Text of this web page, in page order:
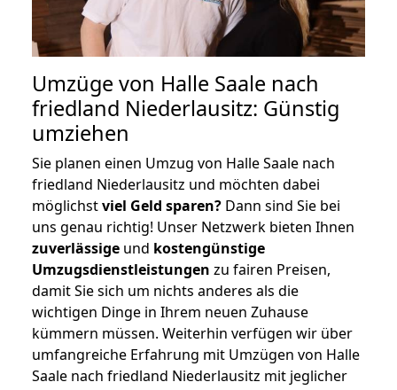
Umzüge von Halle Saale nach
friedland Niederlausitz: Günstig
umziehen
Sie planen einen Umzug von Halle Saale nach
friedland Niederlausitz und möchten dabei
möglichstviel Geld sparen? Dann sind Sie bei
uns genau richtig! Unser Netzwerk bieten Ihnen
zuverlässige und kostengünstige
Umzugsdienstleistungen zu fairen Preisen,
damit Sie sich um nichts anderes als die
wichtigen Dinge in Ihrem neuen Zuhause
kümmern müssen. Weiterhin verfügen wir über
umfangreiche Erfahrung mit Umzügen von Halle
Saale nach friedland Niederlausitz mit jeglicher